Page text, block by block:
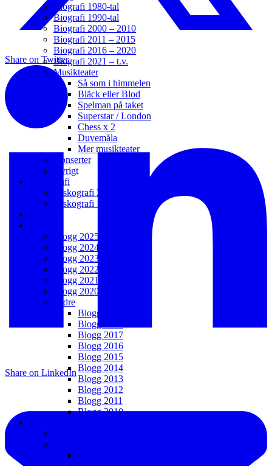
Share on Twitter
Share on LinkedIn
Biografi 1980-tal
Biografi 1990-tal
Biografi 2000 – 2010
Biografi 2011 – 2015
Biografi 2016 – 2020
Biografi 2021 – t.v.
Musikteater
Så som i himmelen
Bläck eller Blod
Spelman på taket
Superstar / London
Chess x 2
Duvemåla
Mer musikteater
Konserter
Övrigt
Diskografi
Diskografi 2006 – t.v.
Diskografi 1988 – 2005
Blogg 2025
Blogg 2024
Blogg 2023
Blogg 2022
Blogg 2021
Blogg 2020
Äldre
Blogg 2019
Blogg 2018
Blogg 2017
Blogg 2016
Blogg 2015
Blogg 2014
Blogg 2013
Blogg 2012
Blogg 2011
Blogg 2010